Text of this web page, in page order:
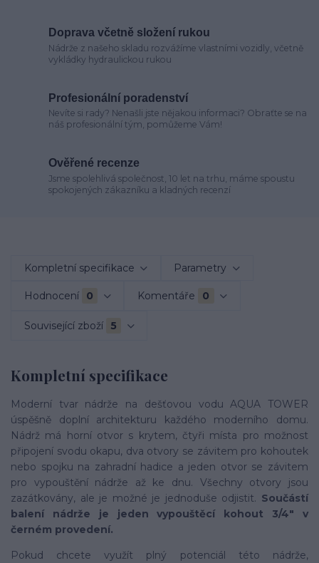
Doprava včetně složení rukou
Nádrže z našeho skladu rozvážíme vlastními vozidly, včetně
vykládky hydraulickou rukou
Profesionální poradenství
Nevíte si rady? Nenašli jste nějakou informaci? Obraťte se na
náš profesionální tým, pomůžeme Vám!
Ověřené recenze
Jsme spolehlivá společnost, 10 let na trhu, máme spoustu
spokojených zákazníku a kladných recenzí
Kompletní specifikace Parametry
Hodnocení 0 Komentáře 0
Související zboží 5
Kompletní specifikace
Moderní tvar nádrže na dešťovou vodu AQUA TOWER
úspěšně doplní architekturu každého moderního domu.
Nádrž má horní otvor s krytem, čtyři místa pro možnost
připojení svodu okapu, dva otvory se závitem pro kohoutek
nebo spojku na zahradní hadice a jeden otvor se závitem
pro vypouštění nádrže až ke dnu. Všechny otvory jsou
zazátkovány, ale je možné je jednoduše odjistit. Součástí
balení nádrže je jeden vypouštěcí kohout 3/4" v
černém provedení.
Pokud chcete využít plný potenciál této nádrže,